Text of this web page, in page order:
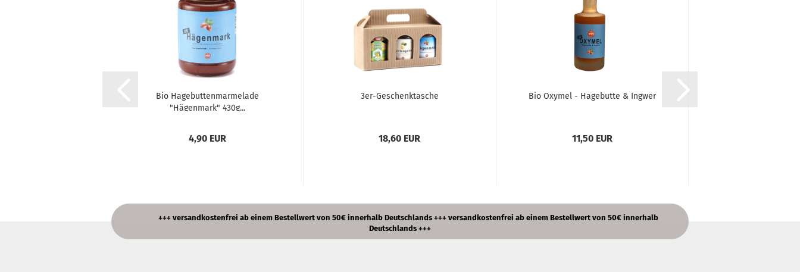
Bio Hagebuttenmarmelade
"Hägenmark" 430g...
4,90 EUR
3er-Geschenktasche
18,60 EUR
Bio Oxymel - Hagebutte & Ingwer
11,50 EUR
+++ versandkostenfrei ab einem Bestellwert von 50€ innerhalb Deutschlands +++ versandkostenfrei ab einem Bestellwert von 50€ innerhalb
Deutschlands +++